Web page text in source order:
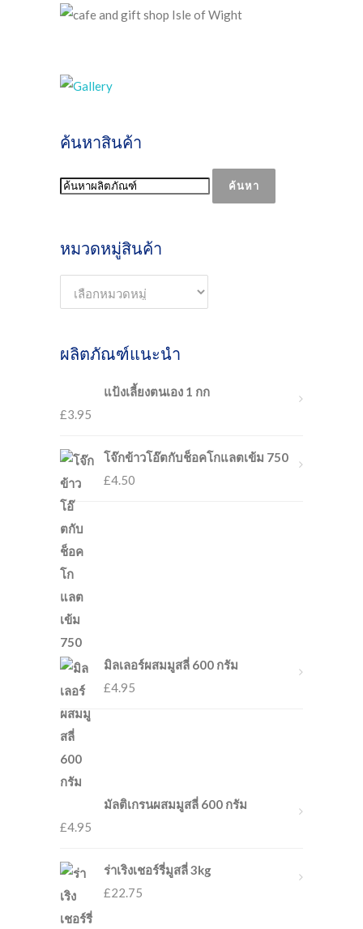
ค้นหาสินค้า
ค้นหา
หมวดหมู่สินค้า
ผลิตภัณฑ์แนะนำ
แป้งเลี้ยงตนเอง 1 กก
£3.95
โจ๊กข้าวโอ๊ตกับช็อคโกแลตเข้ม 750
£4.50
มิลเลอร์ผสมมูสลี่ 600 กรัม
£4.95
มัลติเกรนผสมมูสลี่ 600 กรัม
£4.95
ร่าเริงเชอร์รี่มูสลี่ 3kg
£22.75